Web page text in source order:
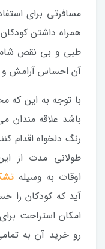
مسافرتی برای
همراه داشتن
طبی و بی نقص
آن احساس آرامش و
با توجه به این که
باشد علاقه مندان
رنگ دلخواه اقدام
طولانی مدت از
اوقات به وسیله
آید که کودکان را
امکان استراحت
رو خرید آن به